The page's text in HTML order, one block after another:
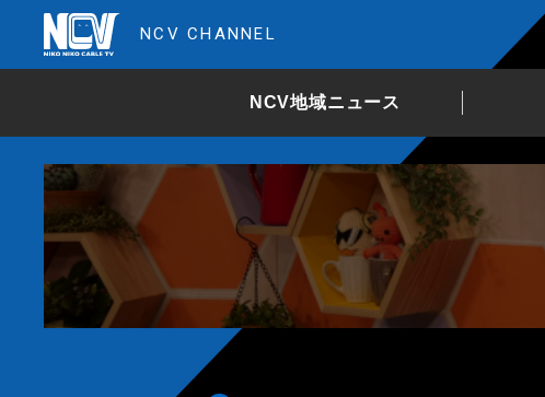
NCV CHANNEL
NCV地域ニュース